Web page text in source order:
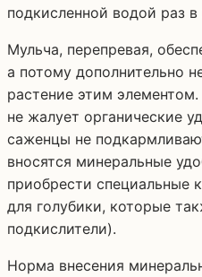
подкисленной водой раз в
Мульча, перепревая,
а потому дополнительно
растение этим
не жалует органические
саженцы не
вносятся минеральные
приобрести специальные
для голубики, которые
подкислители).
Норма внесения